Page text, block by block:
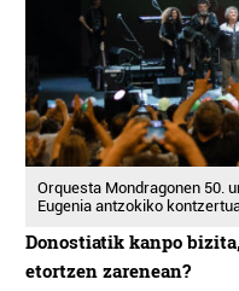
Orquesta Mondragonen 50.
Eugenia antzokiko
Donostiatik kanpo
etortzen zarenean?